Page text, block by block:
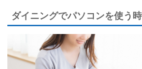
ダイニングでパソコンを使う